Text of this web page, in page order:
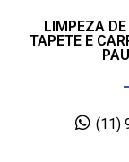
LIMPEZA
TAPETE E
(11)